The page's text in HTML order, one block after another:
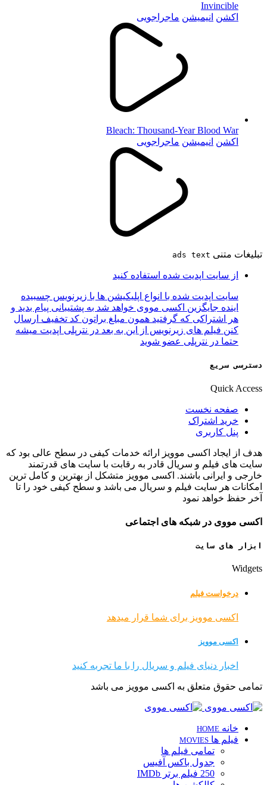
Invincible
اکشن انیمیشن ماجراجویی
Bleach: Thousand-Year Blood War
اکشن انیمیشن ماجراجویی
تبلیغات متنی ads text
از سایت اپدیت شده استفاده کنید
سایت اپدیت شده با انواع اپلیکیشن ها با زیرنویس چسبیده
اینده جایگزین اکسی مووی خواهد شد به پشتیبانی پیام بدید و
هر اشتراکی که گرفتید همون مبلغ براتون کد تخفیف ارسال
کنن فیلم های زیرنویس از این به بعد در نترپلی اپدیت میشه
حتما در نترپلی عضو شوید
دسترسی سریع
Quick Access
صفحه نخست
خرید اشتراک
پنل کاربری
هدف از ایجاد اکسی موویز ارائه خدمات کیفی در سطح عالی بود که
سایت های فیلم و سریال قادر به رقابت با سایت های قدرتمند
خارجی و ایرانی باشند. اکسی موویز متشکل از بهترین و کامل ترین
امکانات هر سایت فیلم و سریال می باشد و سطح کیفی خود را تا
آخر حفظ خواهد نمود
اکسی مووی در شبکه های اجتماعی
ابزار های سایت
Widgets
درخواست فیلم
اکسی موویز برای شما قرار میدهد
اکسی موویز
اخبار دنیای فیلم و سریال را با ما تجربه کنید
تمامی حقوق متعلق به اکسی موویز می باشد
خانه HOME
فیلم ها MOVIES
تمامی فیلم ها
جدول باکس آفیس
250 فیلم برتر IMDb